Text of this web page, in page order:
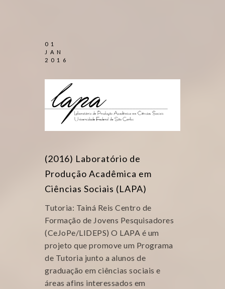
01
JAN
2016
(2016) Laboratório de
Produção Acadêmica em
Ciências Sociais (LAPA)
Tutoria: Tainá Reis Centro de
Formação de Jovens Pesquisadores
(CeJoPe/LIDEPS) O LAPA é um
projeto que promove um Programa
de Tutoria junto a alunos de
graduação em ciências sociais e
áreas afins interessados em